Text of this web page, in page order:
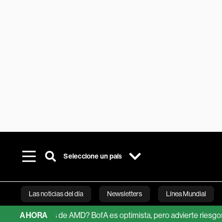
Seleccione un país
Las noticias del día Newsletters Línea Mundial
Bloomberg
AHORA
de AMD? BofA es optimista, pero advierte riesgos